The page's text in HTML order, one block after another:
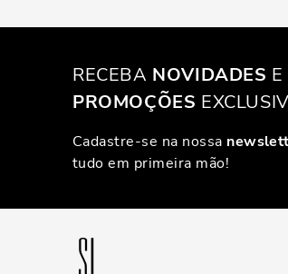
RECEBA NOVIDADES E
PROMOÇÕES
Cadastre-se na nossa
tudo em primeira mão!